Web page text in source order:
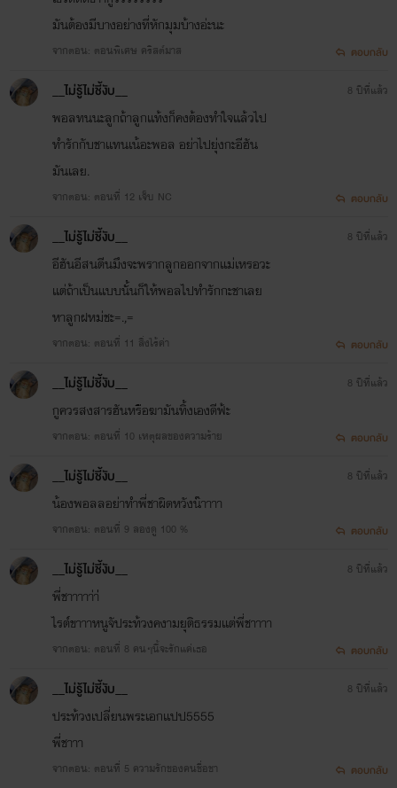
มันต้องมีบางอย่างที่หักมุมบ้างอ่ะนะ
จากตอน: ตอนพิเศษ คริสต์มาส ตอบกลับ
__ไม่รู้ไม่ชี้งับ__
พอลทนนะลูกถ้าลูกเเท้งก็คงต้องทำใจเเล้วไป
ทำรักกับชาเเทนเน้อะพอล อย่าไปยุ่งกะอีฮัน
มันเลย.
จากตอน: ตอนที่ 12 เจ็บ NC
8 ปีที่แล้ว
ตอบกลับ
__ไม่รู้ไม่ชี้งับ__
อีฮันอีสนตีนมึงจะพรากลูกออกจากเเม่เหรอวะ
เเต่ถ้าเป็นเเบบนั้นก็ให้พอลไปทำรักกะชาเลย
หาลูกฝหม่ชะ=.,=
จากตอน: ตอนที่ 11 สิ่งไร้ค่า
8 ปีที่แล้ว
ตอบกลับ
__ไม่รู้ไม่ชี้งับ__
กูควรสงสารฮันหรือฆามันทิ้งเองดีฟ้ะ
จากตอน: ตอนที่ 10 เหตุผลของความร้าย
8 ปีที่แล้ว
ตอบกลับ
__ไม่รู้ไม่ชี้งับ__
น้องพอลลอย่าทำพี่ชาผิดหวังน๊าาาา
จากตอน: ตอนที่ 9 ลองดู 100 %
8 ปีที่แล้ว
ตอบกลับ
__ไม่รู้ไม่ชี้งับ__
พี่ชาาาาา่า่่
ไรต์ขาาาหนูจัประท้วงคงามยุติธรรมเเต่พี่ชาาาา
จากตอน: ตอนที่ 8 คนๆนี้จะรักแค่เธอ
8 ปีที่แล้ว
ตอบกลับ
__ไม่รู้ไม่ชี้งับ__
ประท้วงเปลี่ยนพระเอกเเปป5555
พี่ชาาา
จากตอน: ตอนที่ 5 ความรักของคนชื่อชา
8 ปีที่แล้ว
ตอบกลับ